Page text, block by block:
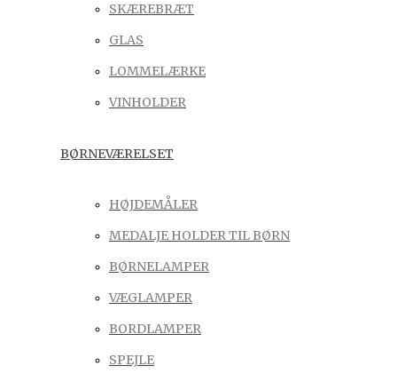
SKÆREBRÆT
GLAS
LOMMELÆRKE
VINHOLDER
BØRNEVÆRELSET
HØJDEMÅLER
MEDALJE HOLDER TIL BØRN
BØRNELAMPER
VÆGLAMPER
BORDLAMPER
SPEJLE